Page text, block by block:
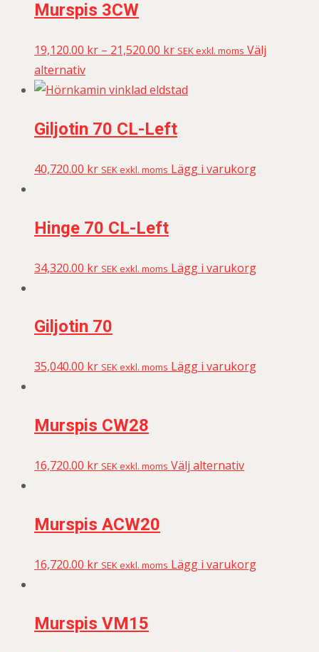
Murspis 3CW
19,120.00 kr – 21,520.00 kr SEK exkl. moms Välj
alternativ
Giljotin 70 CL-Left
40,720.00 kr SEK exkl. moms Lägg i varukorg
Hinge 70 CL-Left
34,320.00 kr SEK exkl. moms Lägg i varukorg
Giljotin 70
35,040.00 kr SEK exkl. moms Lägg i varukorg
Murspis CW28
16,720.00 kr SEK exkl. moms Välj alternativ
Murspis ACW20
16,720.00 kr SEK exkl. moms Lägg i varukorg
Murspis VM15